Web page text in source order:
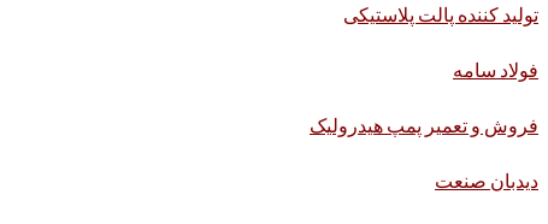
تولید کننده پالت پلاستیکی
فولاد سامه
فروش و تعمیر پمپ هیدرولیک
دیدبان صنعت